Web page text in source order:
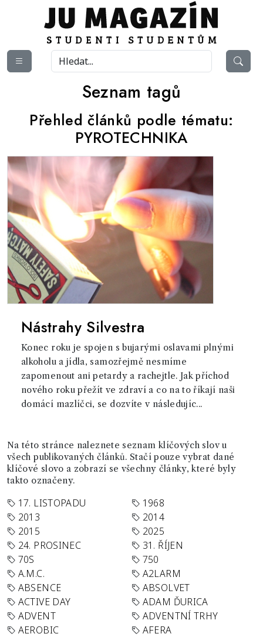
Seznam tagů
Přehled článků podle tématu:
PYROTECHNIKA
Nástrahy Silvestra
Konec roku je spojen s bujarými oslavami plnými
alkoholu a jídla, samozřejmě nesmíme
zapomenout ani petardy a rachejtle. Jak příchod
nového roku přežít ve zdraví a co na to říkají naši
domácí mazlíčci, se dozvíte v následujíc...
Na této stránce naleznete seznam klíčových slov u
všech publikovaných článků. Stačí pouze vybrat dané
klíčové slovo a zobrazí se všechny články, které byly
takto označeny.
17. LISTOPADU
1968
2013
2014
2015
2025
24. PROSINEC
31. ŘÍJEN
70S
750
A.M.C.
A2LARM
ABSENCE
ABSOLVET
ACTIVE DAY
ADAM ĎURICA
ADVENT
ADVENTNÍ TRHY
AEROBIC
AFERA